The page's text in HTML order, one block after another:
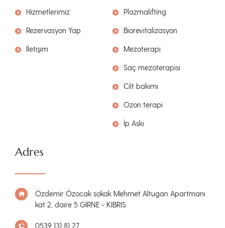
Hizmetlerimiz
Rezervasyon Yap
İletişim
Plazmalifting
Biorevitalizasyon
Mezoterapi
Saç mezoterapisi
Cilt bakımı
Ozon terapi
İp Askı
Adres
Özdemir Özocak sokak Mehmet Altugan Apartmanı
kat 2, daire 5 GİRNE - KIBRIS
0539 131 81 27